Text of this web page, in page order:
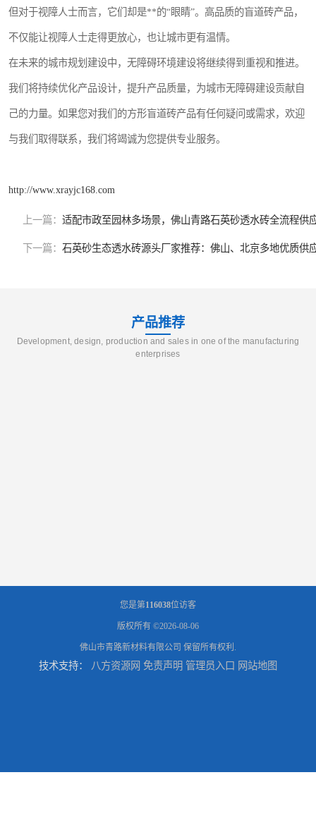
但对于视障人士而言，它们却是**的“眼睛”。高品质的盲道砖产品，
不仅能让视障人士走得更放心，也让城市更有温情。
在未来的城市规划建设中，无障碍环境建设将继续得到重视和推进。
我们将持续优化产品设计，提升产品质量，为城市无障碍建设贡献自
己的力量。如果您对我们的方形盲道砖产品有任何疑问或需求，欢迎
与我们取得联系，我们将竭诚为您提供专业服务。
http://www.xrayjc168.com
上一篇： 适配市政至园林多场景，佛山青路石英砂透水砖全流程供
下一篇： 石英砂生态透水砖源头厂家推荐：佛山、北京多地优质供
产品推荐
Development, design, production and sales in one of the manufacturing
enterprises
您是第116038位访客
版权所有 ©2026-08-06
佛山市青路新材料有限公司 保留所有权利.
技术支持： 八方资源网 免责声明 管理员入口 网站地图